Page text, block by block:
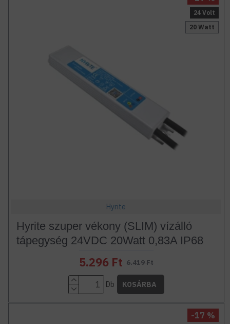
20 Watt
24 Volt
Hyrite
Hyrite szuper vékony (SLIM) vízálló
tápegység 24VDC 20Watt 0,83A IP68
5.296 Ft 6.419 Ft
Db KOSÁRBA
-17 %